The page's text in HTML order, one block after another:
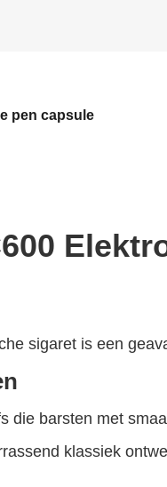
pen capsule
sigaret is een
die barsten met
klassiek